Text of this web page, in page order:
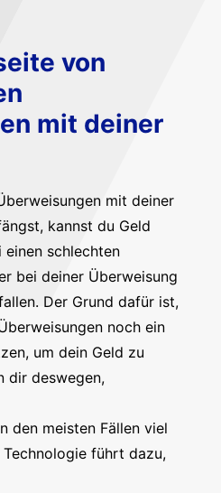
von
mit deiner
mit deiner
kannst du Geld
schlechten
bei deiner Überweisung
Der Grund dafür ist,
noch ein
um dein Geld zu
dir deswegen,
den meisten Fällen viel
führt dazu,